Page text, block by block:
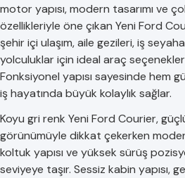
motor yapısı, modern tasarımı ve
özellikleriyle öne çıkan Yeni Ford
şehir içi ulaşım, aile gezileri, iş
yolculuklar için ideal araç
Fonksiyonel yapısı sayesinde hem
iş hayatında büyük kolaylık sağlar.
Koyu gri renk Yeni Ford Courier,
görünümüyle dikkat çekerken
koltuk yapısı ve yüksek sürüş
seviyeye taşır. Sessiz kabin yapısı,